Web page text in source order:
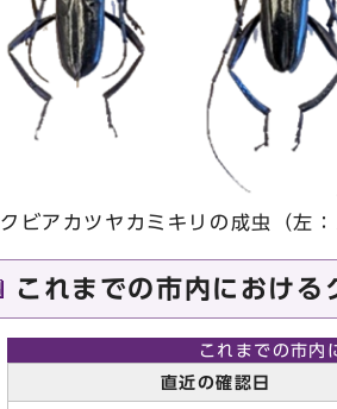
クビアカツヤカミキリの成虫（左：
これまでの市内におけ
これまでの市内
直近の確認日